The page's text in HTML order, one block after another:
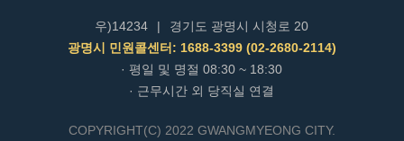
우)14234 |
경기도 광명시 시청로 20
광명시 민원콜센터: 1688-3399 (02-2680-2114)
· 평일 및 명절 08:30 ~ 18:30
· 근무시간 외 당직실 연결
COPYRIGHT(C) 2022 GWANGMYEONG CITY.